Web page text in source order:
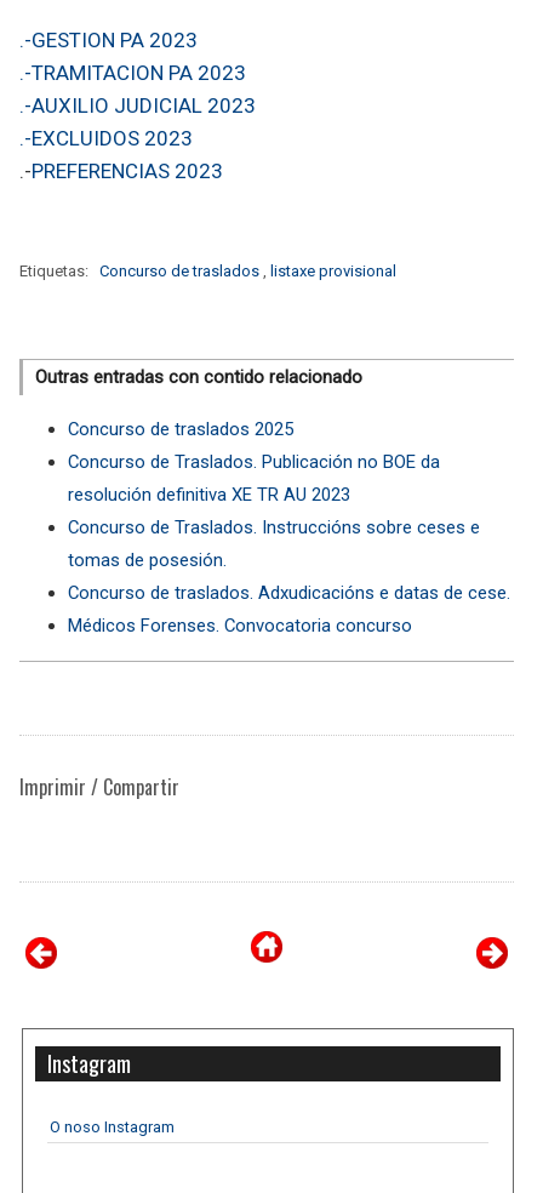
.-GESTION PA 2023
.-TRAMITACION PA 2023
.-AUXILIO JUDICIAL 2023
.-EXCLUIDOS 2023
.-PREFERENCIAS 2023
Etiquetas: Concurso de traslados listaxe provisional
Outras entradas con contido relacionado
Concurso de traslados 2025
Concurso de Traslados. Publicación no BOE da
resolución definitiva XE TR AU 2023
Concurso de Traslados. Instruccións sobre ceses e
tomas de posesión.
Concurso de traslados. Adxudicacións e datas de cese.
Médicos Forenses. Convocatoria concurso
Imprimir / Compartir
Instagram
O noso Instagram